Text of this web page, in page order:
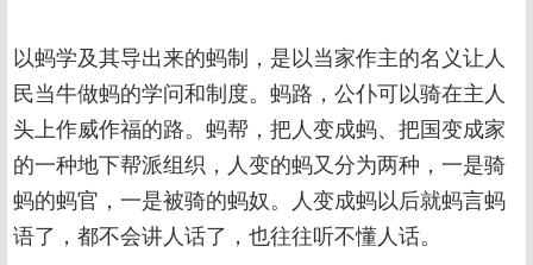
以蚂学及其导出来的蚂制，是以当家作主的名义让人
民当牛做蚂的学问和制度。蚂路，公仆可以骑在主人
头上作威作福的路。蚂帮，把人变成蚂、把国变成家
的一种地下帮派组织，人变的蚂又分为两种，一是骑
蚂的蚂官，一是被骑的蚂奴。人变成蚂以后就蚂言蚂
语了，都不会讲人话了，也往往听不懂人话。